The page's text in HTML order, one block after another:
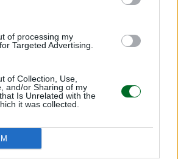
of processing my
Targeted Advertising.
of Collection, Use,
and/or Sharing of my
Is Unrelated with the
it was collected.
LEGGI ANCHE